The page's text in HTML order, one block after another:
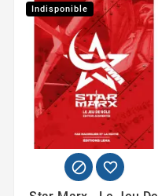
Indisponible
 